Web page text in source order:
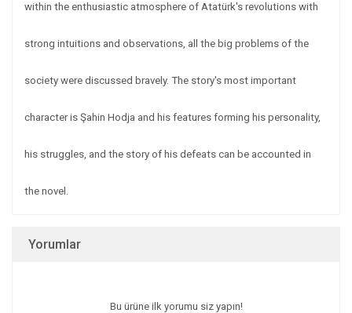
within the enthusiastic atmosphere of Atatürk's revolutions with
strong intuitions and observations, all the big problems of the
society were discussed bravely. The story's most important
character is Şahin Hodja and his features forming his personality,
his struggles, and the story of his defeats can be accounted in
the novel.
Yorumlar
Bu ürüne ilk yorumu siz yapın!